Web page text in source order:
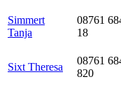
Simmert
Tanja
08761
18
Sixt Theresa
08761
820